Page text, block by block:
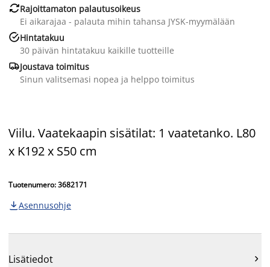
Rajoittamaton palautusoikeus
Ei aikarajaa - palauta mihin tahansa JYSK-myymälään
Hintatakuu
30 päivän hintatakuu kaikille tuotteille
Joustava toimitus
Sinun valitsemasi nopea ja helppo toimitus
Viilu. Vaatekaapin sisätilat: 1 vaatetanko. L80
x K192 x S50 cm
Tuotenumero: 3682171
 Asennusohje
Lisätiedot 